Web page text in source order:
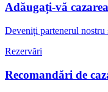
Adăugați-vă cazarea
Deveniți partenerul
Rezervări
Recomandări de